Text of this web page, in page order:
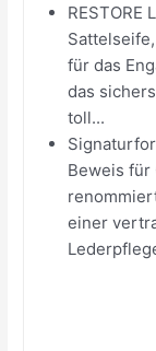
RESTORE
für das
das
toll...
Beweis für
einer